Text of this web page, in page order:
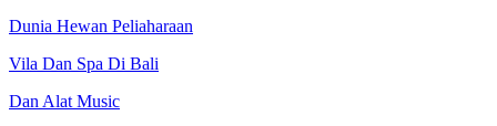
Dunia Hewan Peliaharaan
Vila Dan Spa Di Bali
Dan Alat Music